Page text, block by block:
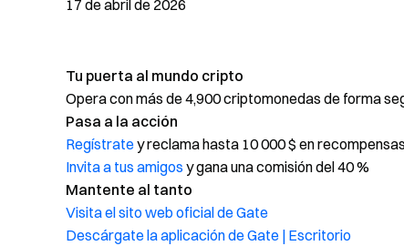
17 de abril de 2026
Tu puerta al mundo cripto
Opera con más de 4,900 criptomonedas de forma
Pasa a la acción
Regístratey reclama hasta 10 000 $ en
Invita a tus amigos y gana una comisión del 40 %
Mantente al tanto
Visita el sito web oficial de Gate
Descárgate la aplicación de Gate | Escritorio